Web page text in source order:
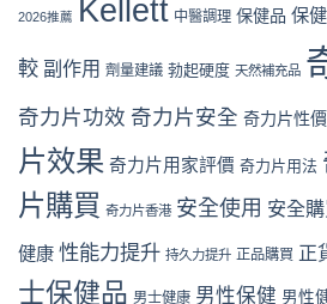
機〉
指
中
單
貨
次
懂〉
中
品：
功
與
家
口
碑
全
對
比
（2026
國
保
品
全
面
比
較：
成
效
價
2026推薦 Kellett 中醫調理 保健品 保
較 副作用 劑量建議 勃起硬度 天然補充品
奇力片功效 奇力片安全 奇力片性
片效果 奇力片用家評價 奇力片用法
片購買 奇力片香港 安全使用 安全
健康 性能力提升 持久力提升 正品購買 正
士保健品 男士健康 男性保健 男性